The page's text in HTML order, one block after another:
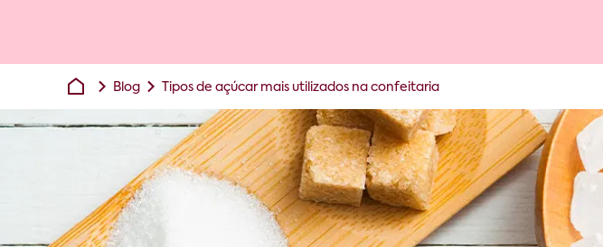
Blog Tipos de açúcar mais utilizados na confeitaria